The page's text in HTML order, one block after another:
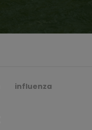
influenza